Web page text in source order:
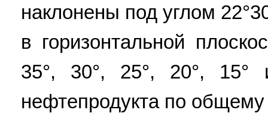
наклонены под углом
в горизонтальной
35°, 30°, 25°, 20°,
нефтепродукта по общему